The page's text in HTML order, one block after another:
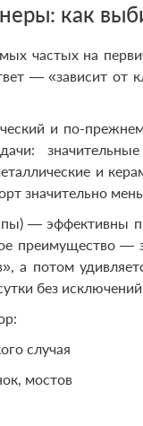
как
частых на
— «зависит от
и по-
и
значительно
— эффективны
преимущество
а потом
без
случая
мостов